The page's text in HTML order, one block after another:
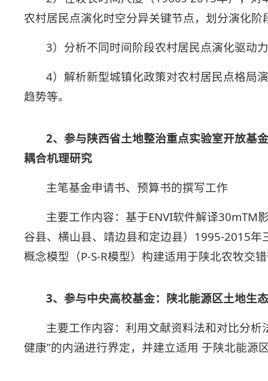
农村居民点演化时空分异关键节点，划分演化阶
3）分析不同时间阶段农村居民点演化驱动
4）解析新型城镇化政策对农村居民点格局
趋势等。
2、参与陕西省土地整治重点实验室开放基
耦合机理研究
主笔基金申请书、预算书的撰写工作
主要工作内容：基于ENVI软件解译30mTM
谷县、横山县、靖边县和定边县）1995-2015
概念模型（P-S-R模型）构建适用于陕北农牧交
3、参与中央高校基金：陕北能源区土地生
主要工作内容：利用文献资料法和对比分
健康”的内涵进行界定，并建立适用 于陕北能源